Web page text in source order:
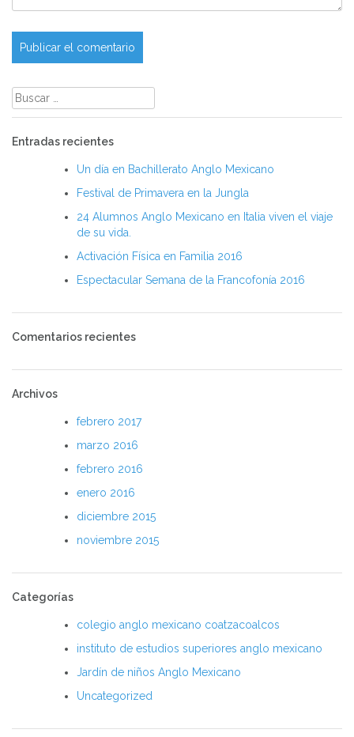
Buscar:
Entradas recientes
Un día en Bachillerato Anglo Mexicano
Festival de Primavera en la Jungla
24 Alumnos Anglo Mexicano en Italia viven el viaje
de su vida.
Activación Física en Familia 2016
Espectacular Semana de la Francofonía 2016
Comentarios recientes
Archivos
febrero 2017
marzo 2016
febrero 2016
enero 2016
diciembre 2015
noviembre 2015
Categorías
colegio anglo mexicano coatzacoalcos
instituto de estudios superiores anglo mexicano
Jardín de niños Anglo Mexicano
Uncategorized